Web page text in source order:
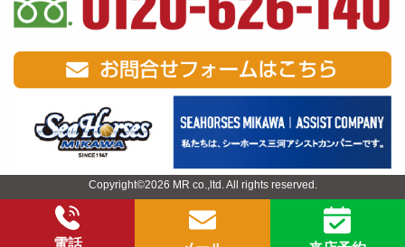
Copyright©2026 MR co.,ltd. All rights reserved.